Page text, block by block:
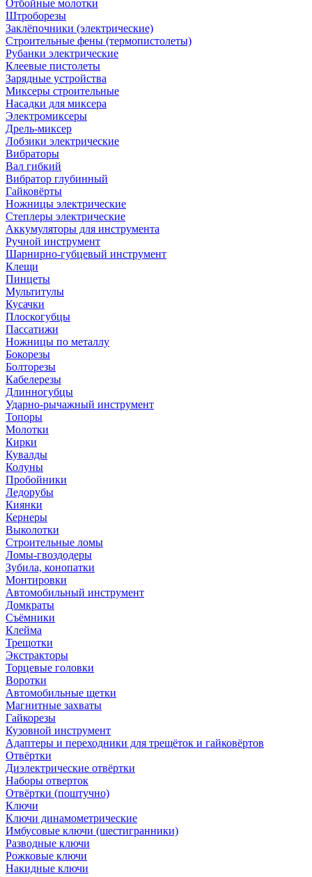
Отбойные молотки
Штроборезы
Заклёпочники (электрические)
Строительные фены (термопистолеты)
Рубанки электрические
Клеевые пистолеты
Зарядные устройства
Миксеры строительные
Насадки для миксера
Электромиксеры
Дрель-миксер
Лобзики электрические
Вибраторы
Вал гибкий
Вибратор глубинный
Гайковёрты
Ножницы электрические
Степлеры электрические
Аккумуляторы для инструмента
Ручной инструмент
Шарнирно-губцевый инструмент
Клещи
Пинцеты
Мультитулы
Кусачки
Плоскогубцы
Пассатижи
Ножницы по металлу
Бокорезы
Болторезы
Кабелерезы
Длинногубцы
Ударно-рычажный инструмент
Топоры
Молотки
Кирки
Кувалды
Колуны
Пробойники
Ледорубы
Киянки
Кернеры
Выколотки
Строительные ломы
Ломы-гвоздодеры
Зубила, конопатки
Монтировки
Автомобильный инструмент
Домкраты
Съёмники
Клейма
Трещотки
Экстракторы
Торцевые головки
Воротки
Автомобильные щетки
Магнитные захваты
Гайкорезы
Кузовной инструмент
Адаптеры и переходники для трещёток и гайковёртов
Отвёртки
Диэлектрические отвёртки
Наборы отверток
Отвёртки (поштучно)
Ключи
Ключи динамометрические
Имбусовые ключи (шестигранники)
Разводные ключи
Рожковые ключи
Накидные ключи